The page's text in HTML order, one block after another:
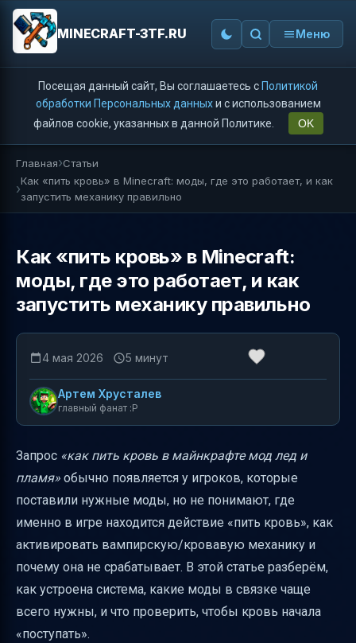
MINECRAFT-3TF.RU Меню
Посещая данный сайт, Вы соглашаетесь с Политикой
обработки Персональных данныхи с использованием
файлов cookie, указанных в данной Политике.
OK
Главная Статьи
Как «пить кровь» в Minecraft: моды, где это работает, и как
запустить механику правильно
Как «пить кровь» в Minecraft:
моды, где это работает, и как
запустить механику правильно
4 мая 2026 5 минут
Артем Хрусталев
главный фанат :P
Запрос «как пить кровь в майнкрафте мод лед и
пламя» обычно появляется у игроков, которые
поставили нужные моды, но не понимают, где
именно в игре находится действие «пить кровь», как
активировать вампирскую/кровавую механику и
почему она не срабатывает. В этой статье разберём,
как устроена система, какие моды в связке чаще
всего нужны, и что проверить, чтобы кровь начала
«поступать».